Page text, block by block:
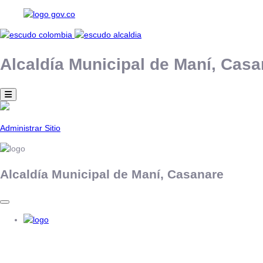
Alcaldía Municipal de Maní,
Administrar Sitio
Alcaldía Municipal de Maní, Casanare